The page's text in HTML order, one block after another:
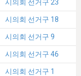
시의회 선거구 23
시의회 선거구 18
시의회 선거구 9
시의회 선거구 46
시의회 선거구 1